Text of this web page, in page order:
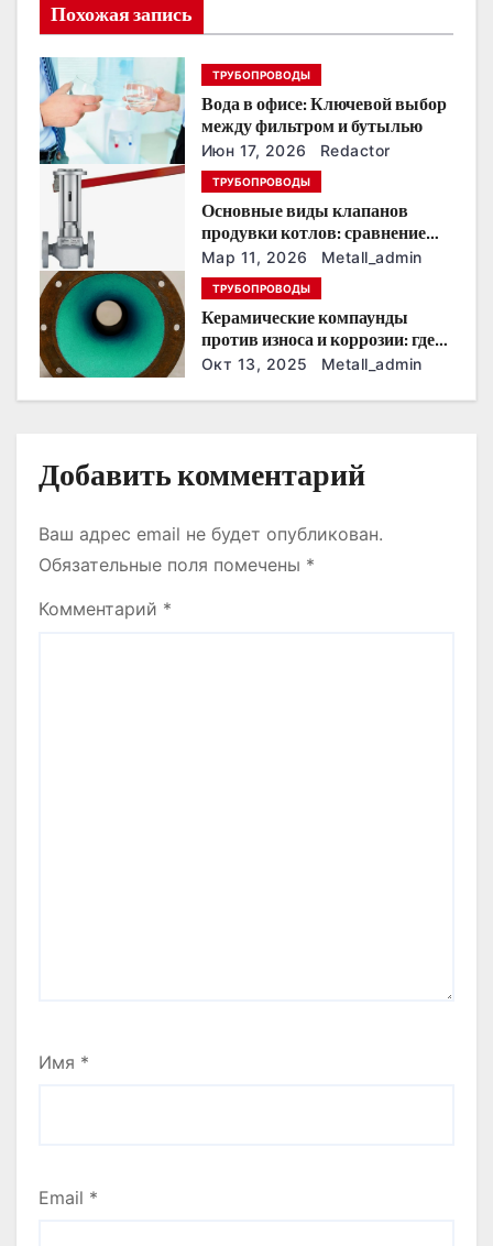
я
п
о
з
п
и
с
я
Похожая запись
ТРУБОПРОВОДЫ
Вода в офисе: Ключевой выбор
между фильтром и бутылью
Июн 17, 2026 Redactor
ТРУБОПРОВОДЫ
Основные виды клапанов
продувки котлов: сравнение
устройств и характеристик
Мар 11, 2026 Metall_admin
ТРУБОПРОВОДЫ
Керамические компаунды
против износа и коррозии: где
они работают эффективнее
Окт 13, 2025 Metall_admin
Добавить комментарий
Ваш адрес email не будет опубликован.
Обязательные поля помечены *
Комментарий *
Имя *
Email *